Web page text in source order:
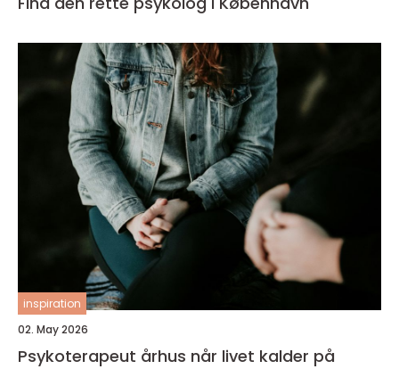
inspiration
02. May 2026
Psykoterapeut århus når livet kalder på